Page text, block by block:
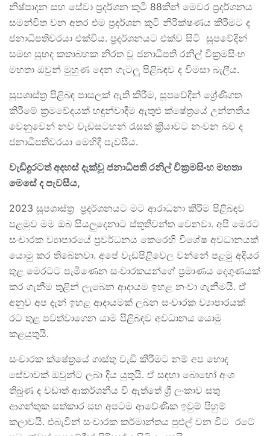
නිෂ්පාදන සහ සේවා ප්‍රදර්ශන කුටි 88කින් මෙවර ප්‍රදර්ශනය
සමන්විත වන අතර එම ප්‍රදර්ශන කුටි නිරීක්ෂණය කිරීමට ද
ජනාධිපතිවරයා එක්විය. ප්‍රදර්ශනයට එක්ව සිටි සූපවේදින්
සමඟ සුහද කතාබහක නිරත වූ ජනාධිපති රනිල් වික්‍රමසිංහ
මහතා ඔවුන් මුහුණ දෙන ගැටලු පිළිබඳව ද විමසා බැලීය.
සුපශාස්ත්‍ර පිළිබඳ පාසලක් ඇති කිරීම, සූපවේදීන් ශ්‍රේණිගත
කිරීමේ ක්‍රමවේදයක් හඳුන්වාදීම ඇතුළු ක්ෂේත්‍රයේ උන්නතිය
වෙනුවෙන් නව වැඩසටහන් රැසක් ක්‍රියාවට නංවන බව ද
ජනාධිපතිවරයා මෙහිදී පැවසීය.
වැඩිදුරටත් අදහස් දැක්වූ ජනාධිපති රනිල් වික්‍රමසිංහ මහතා
මෙසේ ද පැවසීය,
2023 සූපශාස්ත්‍ර ප්‍රදර්ශනයට මට ආරාධනා කිරීම පිළිබඳව
පළමුව මම ඔබ සියලුදෙනාට ස්තූතිවන්ත වෙනවා. අපි මෙරට
සංචාරක ව්‍යාපාරයේ ප්‍රවර්ධනය කෙරෙහි විශේෂ අවධානයක්
යොමු කර තිබෙනවා. අපේ වැඩපිළිවෙල වන්නේ පළමු අදියර
තුළ මෙරටට පැමිණෙන සංචාරකයන්ගේ ප්‍රමාණය දෙගුණයක්
කර ගැනීම තුළින් ලැබෙන ආදායම ඉහළ නංවා ගැනීමයි. ඒ
අනුව අප දැන් ඉහළ ආදායමක් ලබන සංචාරක ව්‍යාපාරයක්
රට තුළ පවත්වාගෙන යාම පිළිබඳව අවධානය යොමු
කළයුතුයි.
සංචාරක ක්ෂේත්‍රයේ ගාස්තු වැඩි කිරීමට නම් අප හොඳ
සේවාවක් ඔවුන්ට ලබා දිය යුතුයි. ඒ සඳහා බොහෝ අංශ
තිබුණ ද වඩාත් ආකර්ශනීය වී ඇත්තේ ශ්‍රී ලංකාව සතු
ආගන්තුක සත්කාර සහ අපටම ආවේණික ඉවුම් පිහුම්
කලාවයි. එබැවින් සංචාරක කර්මාන්තය පුළුල් වන විට රටේ